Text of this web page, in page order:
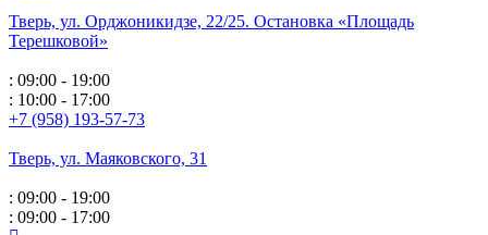
Тверь, ул. Орджоникидзе, 22/25. Остановка «Площадь
Терешковой»
: 09:00 - 19:00
: 10:00 - 17:00
+7 (958) 193-57-73
Тверь, ул. Маяковского, 31
: 09:00 - 19:00
: 09:00 - 17:00